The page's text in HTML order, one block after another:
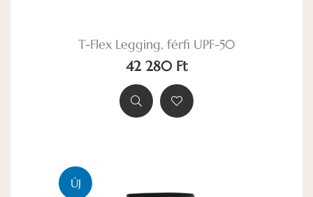
T-Flex Legging, férfi UPF-50
42 280 Ft
ÚJ